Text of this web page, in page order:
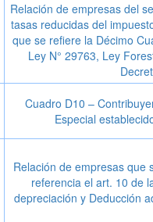
Relación de empresas del
tasas reducidas del
que se refiere la Décimo
Ley N° 29763, Ley
Cuadro D10 –
Especial
Relación de empresas que
referencia el art. 10 de
depreciación y Deducción